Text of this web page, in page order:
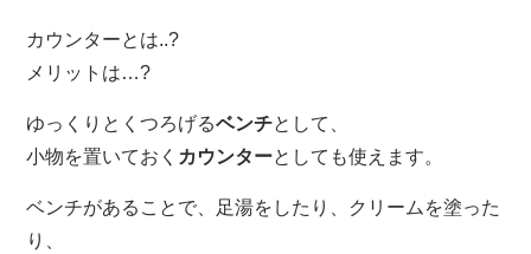
カウンターとは..?
メリットは…?
ゆっくりとくつろげるベンチとして、
小物を置いておく カウンターとしても使えます。
ベンチがあることで、足湯をしたり、クリームを塗った
り、